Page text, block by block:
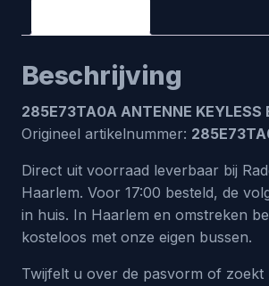
Beschrijving
285E73TA0A ANTENNE KEYLESS
Origineel artikelnummer:
Direct uit voorraad leverbaar bij
Haarlem. Voor 17:00 besteld, de
in huis. In Haarlem en omstreken
kosteloos met onze eigen bussen.
Twijfelt u over de pasvorm of zoekt